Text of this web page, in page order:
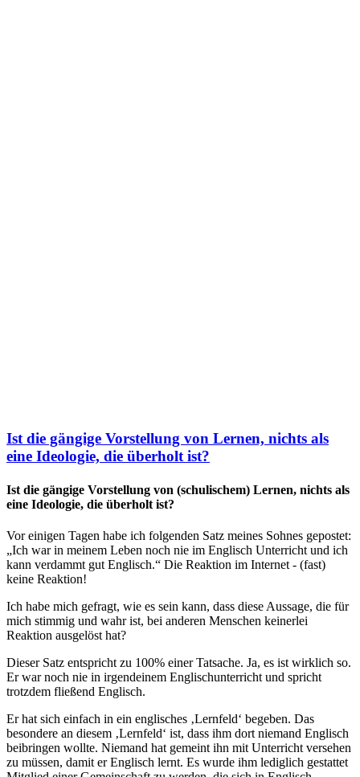
Ist die gängige Vorstellung von Lernen, nichts als
eine Ideologie, die überholt ist?
Ist die gängige Vorstellung von (schulischem) Lernen, nichts als
eine Ideologie, die überholt ist?
Vor einigen Tagen habe ich folgenden Satz meines Sohnes gepostet:
„Ich war in meinem Leben noch nie im Englisch Unterricht und ich
kann verdammt gut Englisch.“ Die Reaktion im Internet - (fast)
keine Reaktion!
Ich habe mich gefragt, wie es sein kann, dass diese Aussage, die für
mich stimmig und wahr ist, bei anderen Menschen keinerlei
Reaktion ausgelöst hat?
Dieser Satz entspricht zu 100% einer Tatsache. Ja, es ist wirklich so.
Er war noch nie in irgendeinem Englischunterricht und spricht
trotzdem fließend Englisch.
Er hat sich einfach in ein englisches ‚Lernfeld‘ begeben. Das
besondere an diesem ‚Lernfeld‘ ist, dass ihm dort niemand Englisch
beibringen wollte. Niemand hat gemeint ihn mit Unterricht versehen
zu müssen, damit er Englisch lernt. Es wurde ihm lediglich gestattet